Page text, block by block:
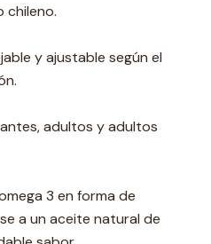
chileno.
y ajustable según el
adultos y adultos
3 en forma de
a un aceite natural de